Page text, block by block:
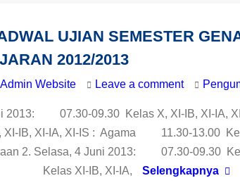
UJIAN SEMESTER
2012/2013
Admin Website Leave a comment
2013: 07.30-09.30 Kelas X, XI-IB, XI-
X, XI-IB, XI-IA, XI-IS : Agama
2. Selasa, 4 Juni 2013:
XI-IB, XI-IA,
Selengkapnya